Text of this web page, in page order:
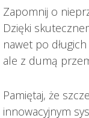
Zapomnij o
Dzięki
nawet po
ale z dumą
Pamiętaj, że
innowacyjnym